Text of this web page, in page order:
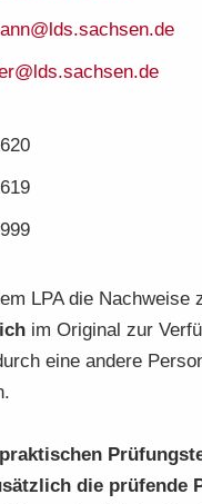
LPA die
im Ori­gi­nal zur
eine an­de­re
die prü­fen­de